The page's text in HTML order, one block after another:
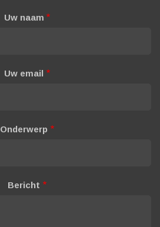
Uw naam
Uw email
Onderwerp
Bericht